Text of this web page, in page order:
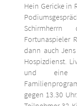
Hein Gericke in
Fortunaspieler
dann auch
Hospizdienst.
und eine
gegen 13.30